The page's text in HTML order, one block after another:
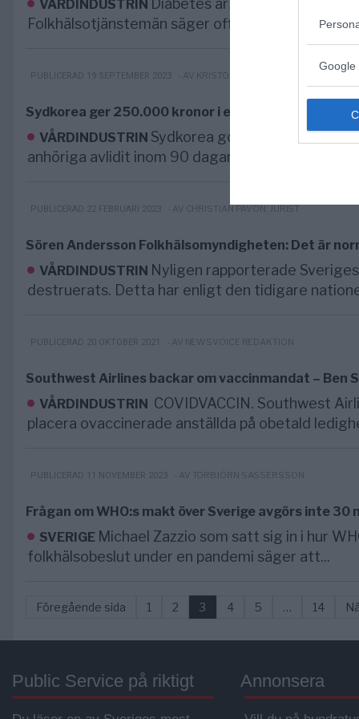
Google
VÅRDINDUSTRIN Diabetes är bland de
Folkhälsotjänstemän säger offentligt att de
PUBLICERAD 19 SEPTEMBER 2023 - AV KRISTOFFER HELL
Sydkorea ger 250.000 kronor i ersättning till
VÅRDINDUSTRIN Sydkorea godkänner
anhöriga avlidit inom 90 dagar efter en
PUBLICERAD 22 FEBRUARI 2023 - AV CHRISTIAN PAVÓN, JURIST
Sören Andersson Folkhälsomyndigheten: Det är
VÅRDINDUSTRIN Nyligen rapporterade
destruerats. Detta har enligt den tidigare
PUBLICERAD 20 OKTOBER 2021 - AV NEWSVOICE REDAKTION
Southwest Airlines backar om vaccinmandat – Ben
VÅRDINDUSTRIN COVIDVACCIN. Southwest
placera ovaccinerade anställda på obetald
PUBLICERAD 11 NOVEMBER 2023 - AV TORBJÖRN SASSERSSON
Frågan om WHO:s makt över Sverige avgörs inte 30
SVERIGE Michael Zazzio som satt sig in i hur
folkhälsobeslut under en pandemi säger att...
Föregående sida 1 2 3 4 5 … 14
Public Service på riktigt Annonsera